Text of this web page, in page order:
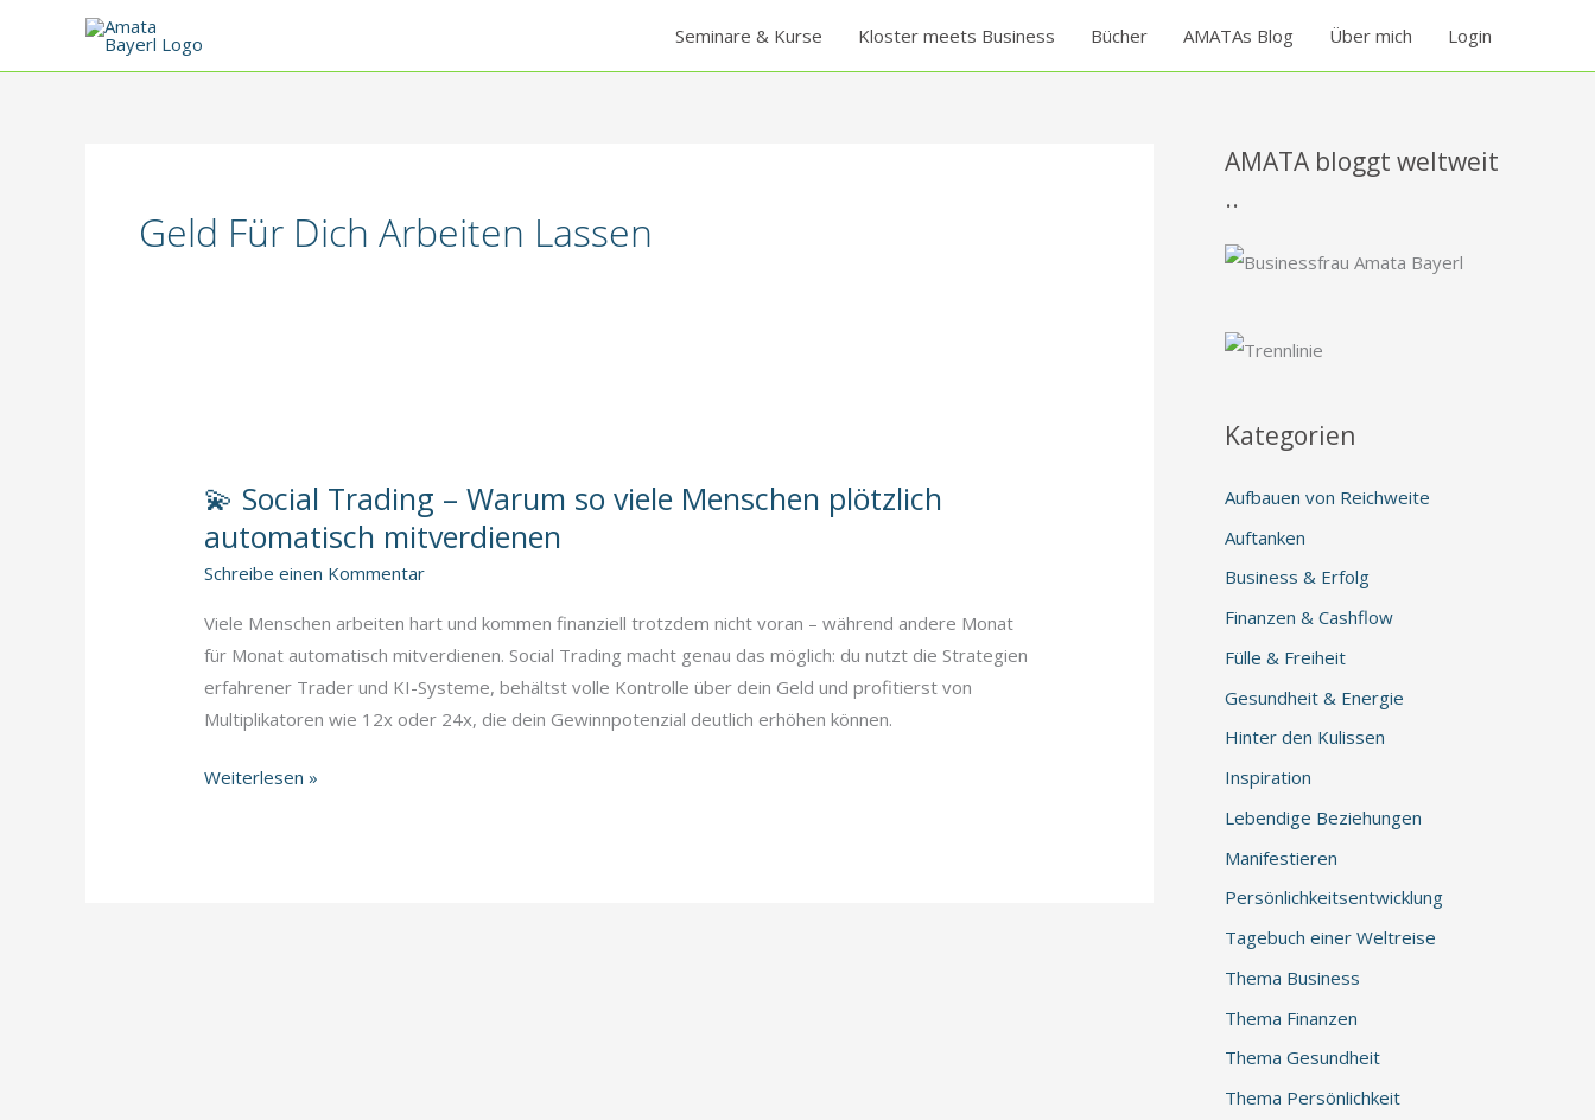
springen
Seminare & Kurse Kloster meets Business Bücher AMATAs Blog Über mich Login
Geld Für Dich Arbeiten Lassen
💫 Social Trading – Warum so viele Menschen plötzlich
automatisch mitverdienen
Schreibe einen Kommentar
Viele Menschen arbeiten hart und kommen finanziell trotzdem nicht voran – während andere Monat
für Monat automatisch mitverdienen. Social Trading macht genau das möglich: du nutzt die Strategien
erfahrener Trader und KI-Systeme, behältst volle Kontrolle über dein Geld und profitierst von
Multiplikatoren wie 12x oder 24x, die dein Gewinnpotenzial deutlich erhöhen können.
💫
Weiterlesen »
AMATA bloggt weltweit
..
Kategorien
Aufbauen von Reichweite
Auftanken
Business & Erfolg
Finanzen & Cashflow
Fülle & Freiheit
Gesundheit & Energie
Hinter den Kulissen
Inspiration
Lebendige Beziehungen
Manifestieren
Persönlichkeitsentwicklung
Tagebuch einer Weltreise
Thema Business
Thema Finanzen
Thema Gesundheit
Thema Persönlichkeit